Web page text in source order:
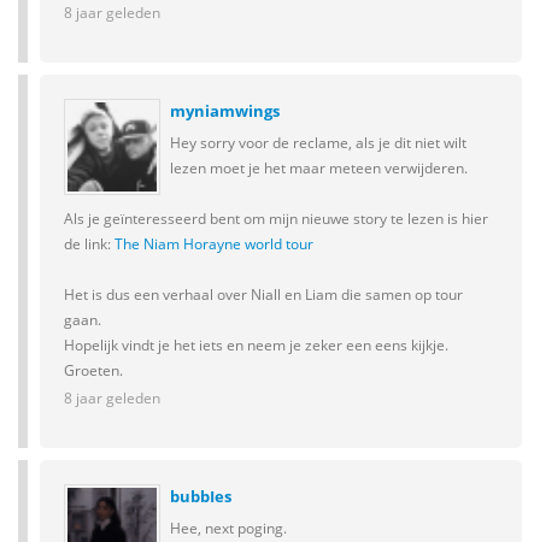
8 jaar geleden
myniamwings
Hey sorry voor de reclame, als je dit niet wilt
lezen moet je het maar meteen verwijderen.
Als je geïnteresseerd bent om mijn nieuwe story te lezen is hier
de link: The Niam Horayne world tour
Het is dus een verhaal over Niall en Liam die samen op tour
gaan.
Hopelijk vindt je het iets en neem je zeker een eens kijkje.
Groeten.
8 jaar geleden
bubbIes
Hee, next poging.